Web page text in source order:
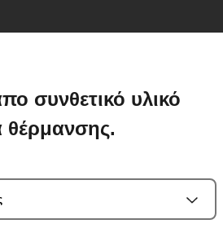
συνθετικό υλικό
θέρμανσης.